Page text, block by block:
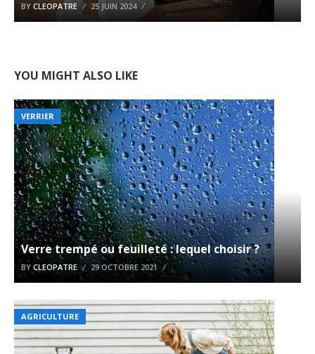
BY CLEOPATRE 25 JUIN 2024
YOU MIGHT ALSO LIKE
VERRIER
Verre trempé ou feuilleté : lequel choisir ?
BYCLEOPATRE 29 OCTOBRE 2021
AGRICULTURE